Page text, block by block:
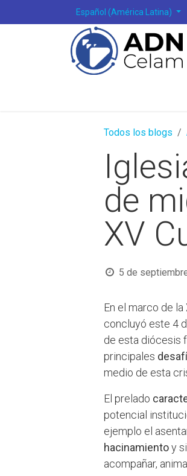
Español (América Latina)
Todos los blogs
de
XV
5 de
En el marco de la
concluyó este 4
de esta diócesis
principales
medio de esta
El prelado
potencial
ejemplo el
hacinamientoy
acompañar,